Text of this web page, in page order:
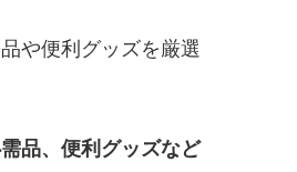
や便利グッズを厳選
品、便利グッズなど